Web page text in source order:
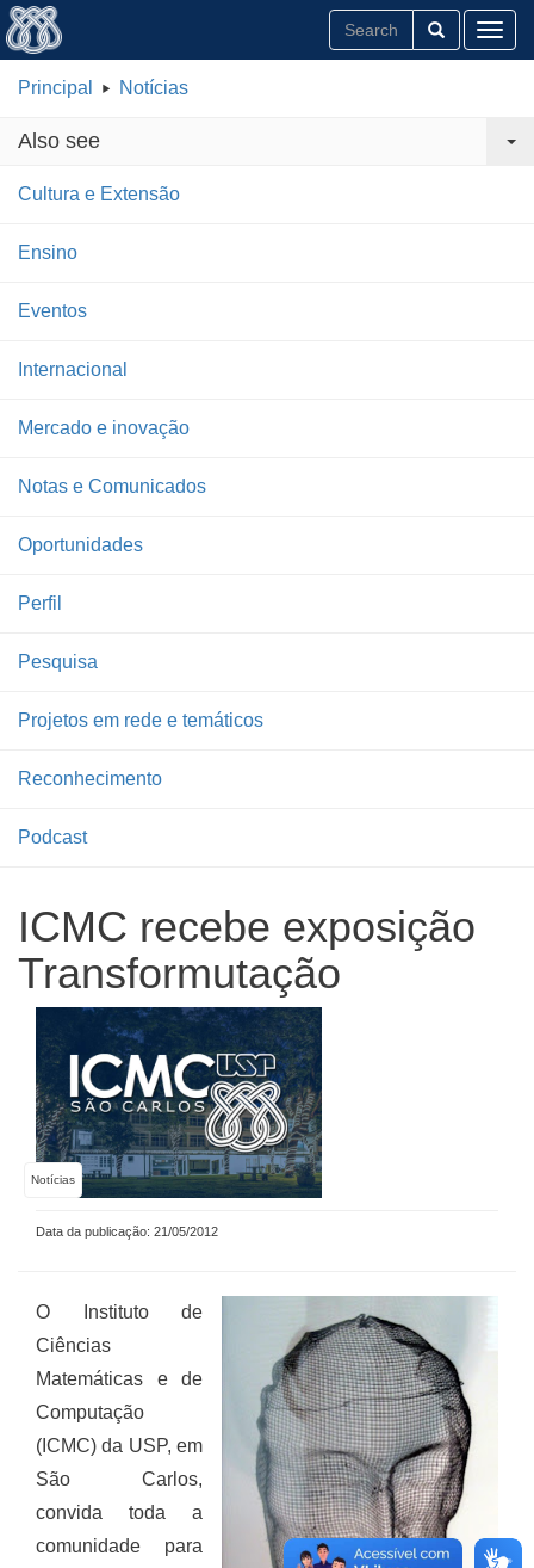
Principal Notícias
Also see
Cultura e Extensão
Ensino
Eventos
Internacional
Mercado e inovação
Notas e Comunicados
Oportunidades
Perfil
Pesquisa
Projetos em rede e temáticos
Reconhecimento
Podcast
ICMC recebe exposição
Transformutação
Notícias
Data da publicação: 21/05/2012
O Instituto de
Ciências
Matemáticas e de
Computação
(ICMC) da USP, em
São Carlos,
convida toda a
comunidade para